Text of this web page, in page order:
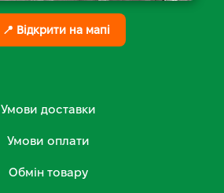
📍 Відкрити на мапі
Умови доставки
Умови оплати
Обмін товару